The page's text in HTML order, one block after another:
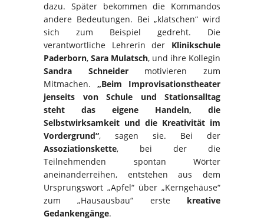
dazu. Später bekommen die Kommandos
andere Bedeutungen. Bei „klatschen“ wird
sich zum Beispiel gedreht. Die
verantwortliche Lehrerin der Klinikschule
Paderborn, Sara Mulatsch, und ihre Kollegin
Sandra Schneidermotivieren zum
Mitmachen. „Beim Improvisationstheater
jenseits von Schule und Stationsalltag
steht das eigene Handeln, die
Selbstwirksamkeit und die Kreativität im
Vordergrund“, sagen sie. Bei der
Assoziationskette, bei der die
Teilnehmenden spontan Wörter
aneinanderreihen, entstehen aus dem
Ursprungswort „Apfel“ über „Kerngehäuse“
zum „Hausausbau“ erste kreative
Gedankengänge.